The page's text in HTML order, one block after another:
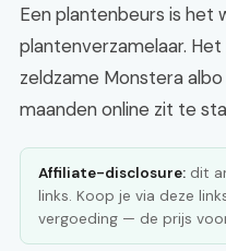
Een plantenbeurs is het
plantenverzamelaar.
zeldzame Monstera
maanden online zit te
Affiliate-disclosure: dit
links. Koop je via deze
vergoeding — de prijs